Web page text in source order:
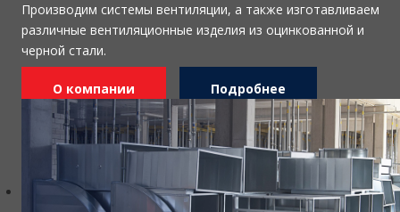
Производим системы вентиляции, а также изготавливаем
различные вентиляционные изделия из оцинкованной и
черной стали.
О компании Подробнее